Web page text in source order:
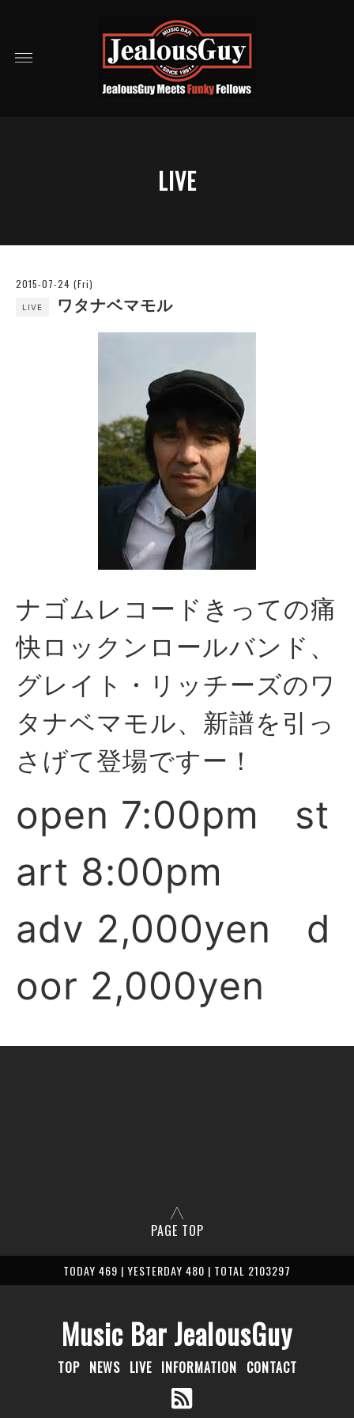
LIVE
2015-07-24 (Fri)
LIVE ワタナベマモル
ナゴムレコードきっての痛
快ロックンロールバンド、
グレイト・リッチーズのワ
タナベマモル、新譜を引っ
さげて登場ですー！
open 7:00pm st
art 8:00pm
adv 2,000yen d
oor 2,000yen
PAGE TOP
TODAY 469 | YESTERDAY 480 | TOTAL 2103297
Music Bar JealousGuy
TOP NEWS LIVE INFORMATION CONTACT